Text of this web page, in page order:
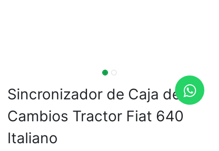
Sincronizador de Caja de
Cambios Tractor Fiat 640
Italiano